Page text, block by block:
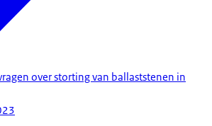
over storting van ballaststenen in